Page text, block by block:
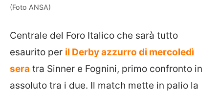
(Foto ANSA)
Centrale del Foro Italico che sarà tutto
esaurito per il Derby azzurro di mercoledì
sera tra Sinner e Fognini, primo confronto in
assoluto tra i due. Il match mette in palio la